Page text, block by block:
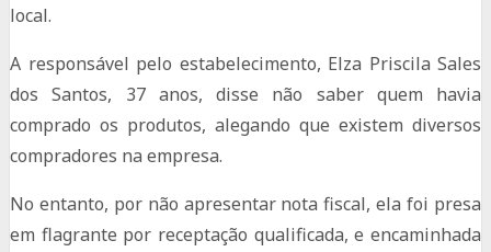
local.
A responsável pelo estabelecimento, Elza Priscila Sales
dos Santos, 37 anos, disse não saber quem havia
comprado os produtos, alegando que existem diversos
compradores na empresa.
No entanto, por não apresentar nota fiscal, ela foi presa
em flagrante por receptação qualificada, e encaminhada